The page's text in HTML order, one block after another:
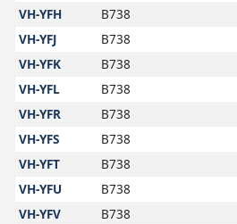
VH-YFH
B738
VH-YFJ
B738
VH-YFK
B738
VH-YFL
B738
VH-YFR
B738
VH-YFS
B738
VH-YFT
B738
VH-YFU
B738
VH-YFV
B738